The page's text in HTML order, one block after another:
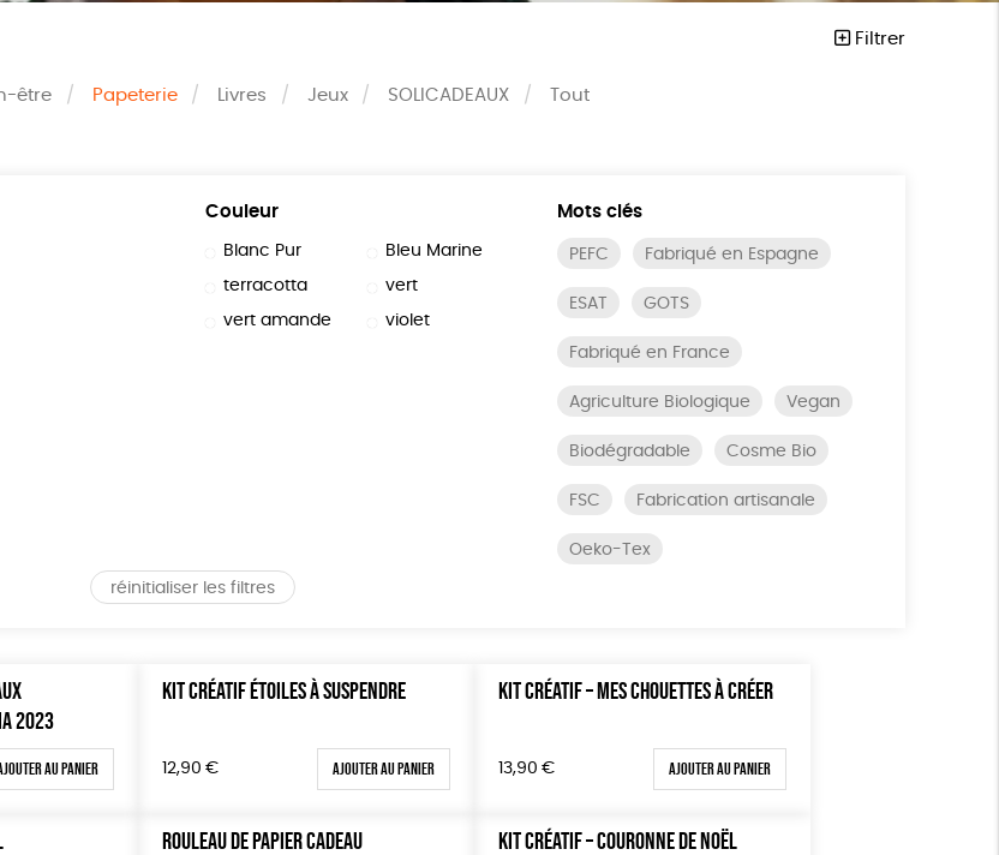
Filtrer
être Papeterie Livres Jeux SOLICADEAUX Tout
Couleur
Blanc Pur Bleu Marine
terracotta vert
vert amande violet
Mots clés
PEFC Fabriqué en Espagne
ESAT GOTS
Fabriqué en France
Agriculture Biologique Vegan
Biodégradable Cosme Bio
FSC Fabrication artisanale
Oeko-Tex
réinitialiser les filtres
2023
au panier
KIT CRÉATIF ÉTOILES À SUSPENDRE
12,90 € Ajouter au panier
KIT CRÉATIF – MES CHOUETTES À CRÉER
13,90 € Ajouter au panier
ROULEAU DE PAPIER CADEAU
KIT CRÉATIF – COURONNE DE NOËL